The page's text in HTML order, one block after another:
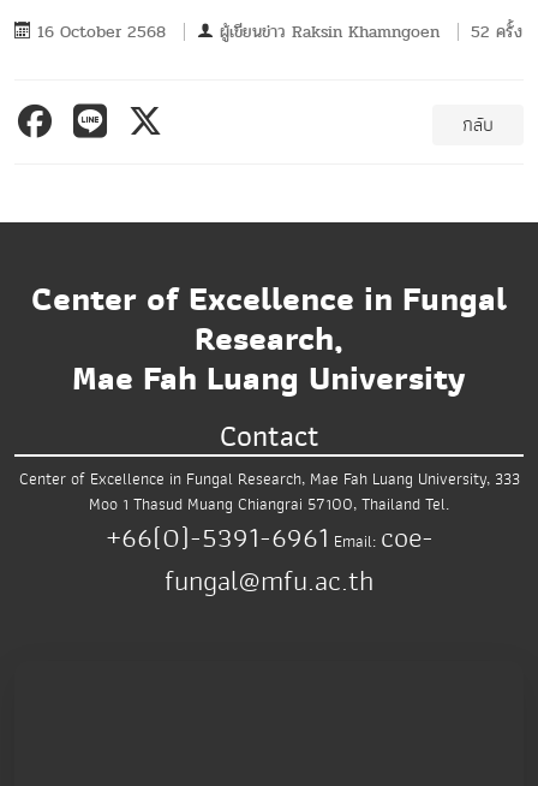
16 October 2568 ผู้เขียนข่าว Raksin Khamngoen 52 ครั้ง
กลับ
Center of Excellence in Fungal
Research,
Mae Fah Luang University
Contact
Center of Excellence in Fungal Research, Mae Fah Luang University, 333
Moo 1 Thasud Muang Chiangrai 57100, ThailandTel.
+66(0)-5391-6961 Email: coe-
fungal@mfu.ac.th